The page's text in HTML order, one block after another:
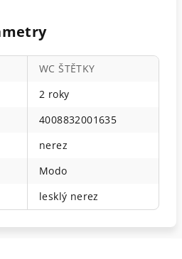
WC ŠTĚTKY
2 roky
4008832001635
nerez
Modo
lesklý nerez